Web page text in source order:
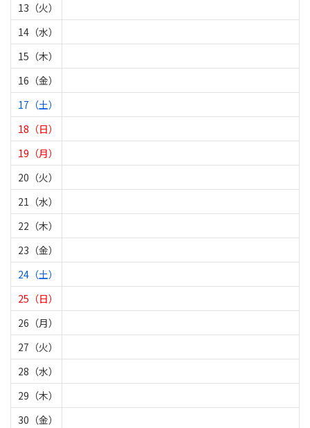
13（火）
14（水）
15（木）
16（金）
17（土）
18（日）
19（月）
20（火）
21（水）
22（木）
23（金）
24（土）
25（日）
26（月）
27（火）
28（水）
29（木）
30（金）